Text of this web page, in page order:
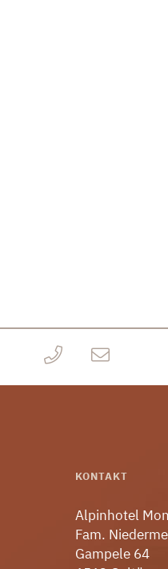
KONTAKT
Alpinhotel
Fam.
Gampele 64